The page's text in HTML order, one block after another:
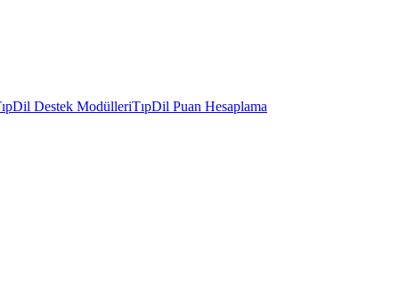
Destek ModülleriTıpDil Puan Hesaplama